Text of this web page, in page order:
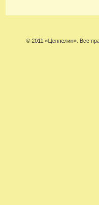
© 2011 «Цеппелин». Все